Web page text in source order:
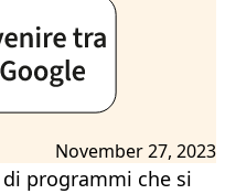
November 27, 2023
programmi che si